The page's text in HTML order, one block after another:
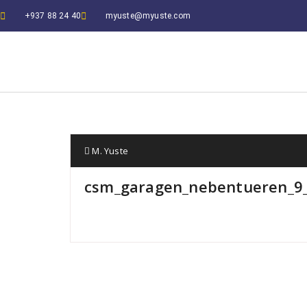
+937 88 24 40 myuste@myuste.com
M. Yuste